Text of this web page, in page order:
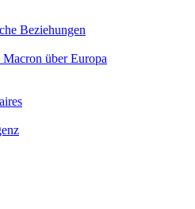
Beziehungen
über Europa